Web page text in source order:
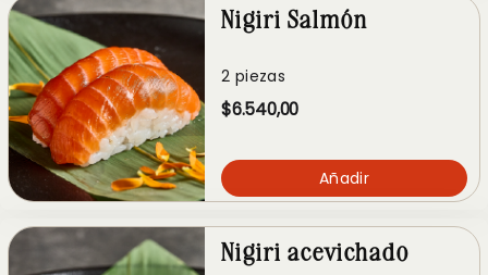
Nigiri Salmón
2 piezas
$6.540,00
Añadir
Nigiri acevichado